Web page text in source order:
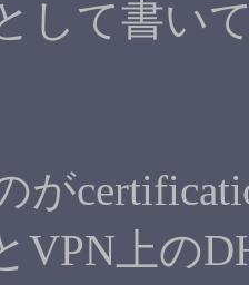
して書い
が
VPN上の